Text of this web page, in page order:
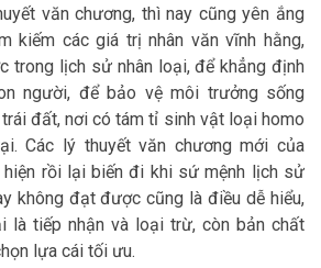
văn chương, thì nay cũng yên ắng
kiếm các giá trị nhân văn vĩnh hằng,
trong lịch sử nhân loại, để khẳng định
người, để bảo vệ môi trưởng sống
đất, nơi có tám tỉ sinh vật loại homo
Các lý thuyết văn chương mới của
hiện rồi lại biến đi khi sứ mệnh lịch sử
không đạt được cũng là điều dễ hiểu,
là tiếp nhận và loại trừ, còn bản chất
lựa cái tối ưu.